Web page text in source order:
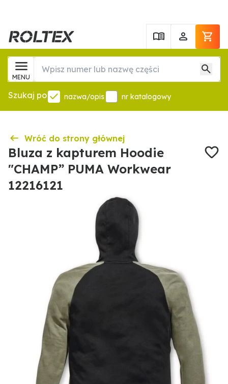
MENU
Szukaj po nazwa/opis nr katalogowy
Wróć do strony głównej
Bluza z kapturem Hoodie
"CHAMP” PUMA Workwear
12216121